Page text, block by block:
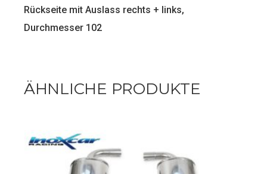
Rückseite mit Auslass rechts + links,
Durchmesser 102
ÄHNLICHE PRODUKTE